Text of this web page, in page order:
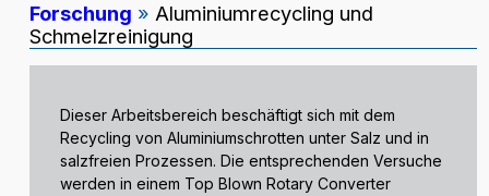
Forschung » Aluminiumrecycling und
Schmelzreinigung
Dieser Arbeitsbereich beschäftigt sich mit dem
Recycling von Aluminiumschrotten unter Salz und in
salzfreien Prozessen. Die entsprechenden Versuche
werden in einem Top Blown Rotary Converter